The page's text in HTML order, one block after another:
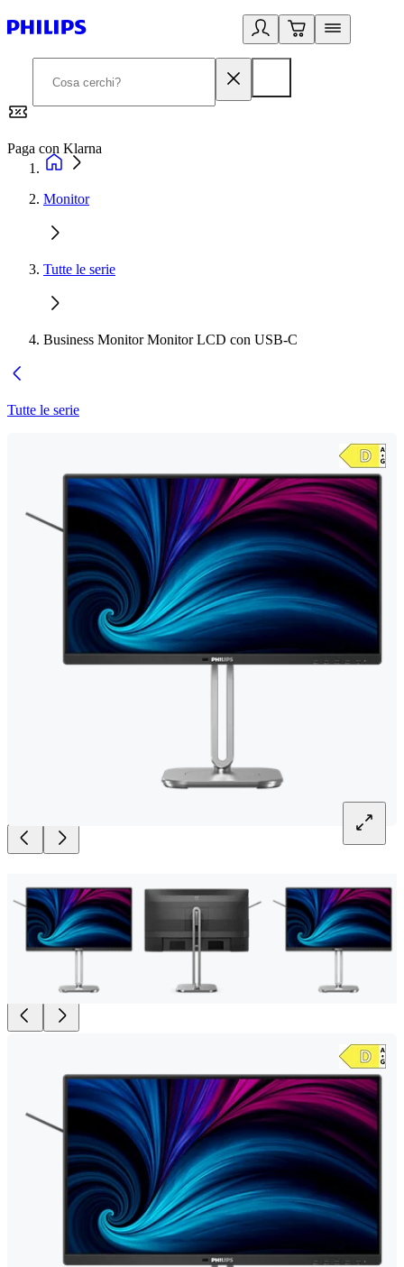
Paga con Klarna
Monitor
Tutte le serie
Business Monitor Monitor LCD con USB-C
Tutte le serie